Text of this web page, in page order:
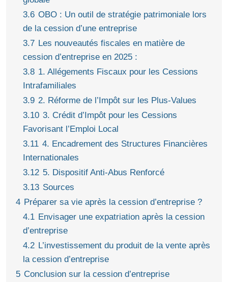
3.6 OBO : Un outil de stratégie patrimoniale lors
de la cession d’une entreprise
3.7 Les nouveautés fiscales en matière de
cession d’entreprise en 2025 :
3.8 1. Allégements Fiscaux pour les Cessions
Intrafamiliales
3.9 2. Réforme de l’Impôt sur les Plus-Values
3.10 3. Crédit d’Impôt pour les Cessions
Favorisant l’Emploi Local
3.11 4. Encadrement des Structures Financières
Internationales
3.12 5. Dispositif Anti-Abus Renforcé
3.13 Sources
4 Préparer sa vie après la cession d’entreprise ?
4.1 Envisager une expatriation après la cession
d’entreprise
4.2 L’investissement du produit de la vente après
la cession d’entreprise
5 Conclusion sur la cession d’entreprise